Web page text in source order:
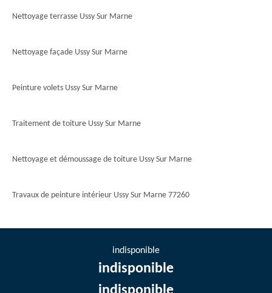
Nettoyage terrasse Ussy Sur Marne
Nettoyage façade Ussy Sur Marne
Peinture volets Ussy Sur Marne
Traitement de toiture Ussy Sur Marne
Nettoyage et démoussage de toiture Ussy Sur Marne
Travaux de peinture intérieur Ussy Sur Marne 77260
indisponible
indisponible